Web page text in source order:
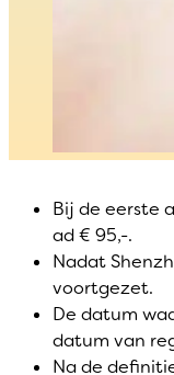
Bij de eerste
ad € 95,-.
Nadat
voortgezet.
De datum
datum van
Na de